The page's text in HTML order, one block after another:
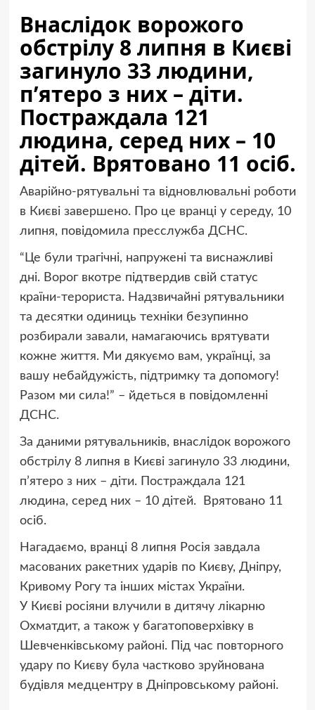
Внаслідок ворожого
обстрілу 8 липня в Києві
загинуло 33 людини,
п’ятеро з них – діти.
Постраждала 121
людина, серед них – 10
дітей. Врятовано 11 осіб.
Аварійно-рятувальні та відновлювальні роботи
в Києві завершено. Про це вранці у середу, 10
липня, повідомила пресслужба ДСНС.
“Це були трагічні, напружені та виснажливі
дні. Ворог вкотре підтвердив свій статус
країни-терориста. Надзвичайні рятувальники
та десятки одиниць техніки безупинно
розбирали завали, намагаючись врятувати
кожне життя. Ми дякуємо вам, українці, за
вашу небайдужість, підтримку та допомогу!
Разом ми сила!” – йдеться в повідомленні
ДСНС.
За даними рятувальників, внаслідок ворожого
обстрілу 8 липня в Києві загинуло 33 людини,
п’ятеро з них – діти. Постраждала 121
людина, серед них – 10 дітей. Врятовано 11
осіб.
Нагадаємо, вранці 8 липня Росія завдала
масованих ракетних ударів по Києву, Дніпру,
Кривому Рогу та інших містах України.
У Києві росіяни влучили в дитячу лікарню
Охматдит, а також у багатоповерхівку в
Шевченківському районі. Під час повторного
удару по Києву була частково зруйнована
будівля медцентру в Дніпровському районі.